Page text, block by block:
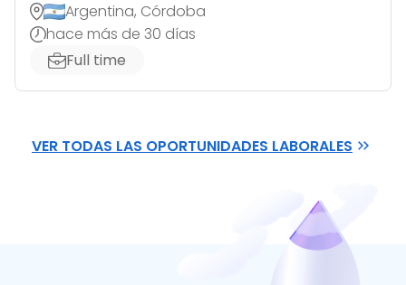
Argentina, Córdoba
hace más de 30 días
Full time
VER TODAS LAS OPORTUNIDADES LABORALES